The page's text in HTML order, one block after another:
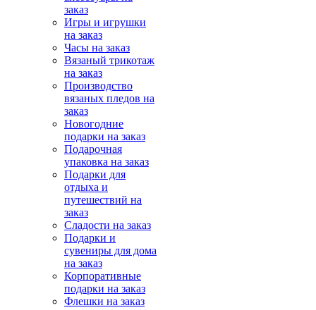
заказ
Игры и игрушки
на заказ
Часы на заказ
Вязаный трикотаж
на заказ
Производство
вязаных пледов на
заказ
Новогодние
подарки на заказ
Подарочная
упаковка на заказ
Подарки для
отдыха и
путешествий на
заказ
Сладости на заказ
Подарки и
сувениры для дома
на заказ
Корпоративные
подарки на заказ
Флешки на заказ